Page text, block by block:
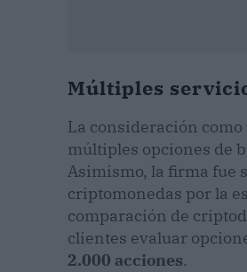
Múltiples
La consideración como
múltiples opciones de
Asimismo, la firma fue
criptomonedas por la
comparación de
clientes evaluar
2.000 acciones.